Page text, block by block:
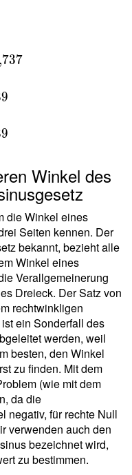
,737
9
9
Winkel des
die Winkel eines
Seiten kennen. Der
bekannt, bezieht alle
Winkel eines
Verallgemeinerung
Dreieck. Der Satz von
rechtwinkligen
ein Sonderfall des
werden, weil
besten, den Winkel
zu finden. Mit dem
(wie mit dem
da die
negativ, für rechte Null
verwenden auch den
bezeichnet wird,
zu bestimmen.